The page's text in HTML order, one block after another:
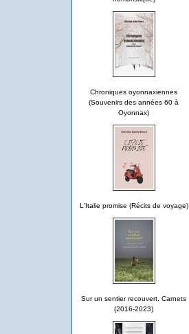
Chroniques oyonnaxiennes
(Souvenirs des années 60 à
Oyonnax)
L'Italie promise (Récits de voyage)
Sur un sentier recouvert. Carnets
(2016-2023)